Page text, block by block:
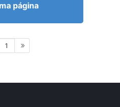
página
1